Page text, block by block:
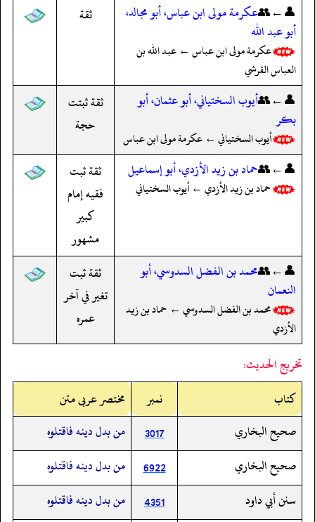
👤←👥عكرمة مولى ابن عباس، أبو مجالد،
أبو عبد الله
عكرمة مولى ابن عباس ← عبد الله بن
العباس القرشي
ثقة
👤←👥أيوب السختياني، أبو عثمان، أبو
بكر
أيوب السختياني ← عكرمة مولى ابن عباس
ثقة ثبتت
حجة
👤←👥حماد بن زيد الأزدي، أبو إسماعيل
حماد بن زيد الأزدي ← أيوب السختياني
ثقة ثبت
فقيه إمام
كبير
مشهور
👤←👥محمد بن الفضل السدوسي، أبو
النعمان
محمد بن الفضل السدوسي ← حماد بن زيد
الأزدي
ثقة ثبت
تغير في آخر
عمره
تخريج الحديث:
کتاب
نمبر
مختصر عربی متن
صحيح البخاري
3017
من بدل دينه فاقتلوه
صحيح البخاري
6922
من بدل دينه فاقتلوه
سنن أبي داود
4351
من بدل دينه فاقتلوه